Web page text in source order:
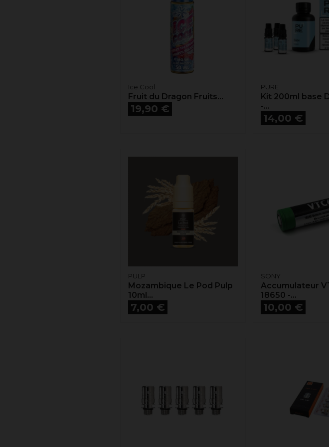
Ice Cool
Fruit du Dragon Fruits...
Prix
19,90 €
PURE
Kit 200ml base
-...
Prix
14,00 €
PULP
Mozambique Le Pod Pulp
10ml...
Prix
7,00 €
SONY
Accumulateur
18650 -...
Prix
10,00 €